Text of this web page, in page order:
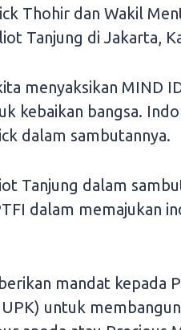
Thohir dan Wakil
Tanjung di Jakarta,
menyaksikan MIND
kebaikan bangsa.
dalam sambutannya.
Tanjung dalam
dalam memajukan
mandat kepada
untuk